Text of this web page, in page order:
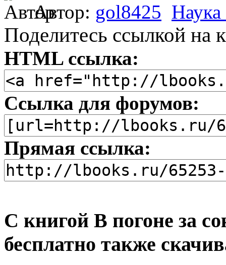
Автор: gol8425 Наука
Поделитесь ссылкой на
HTML ссылка:
Ссылка для форумов:
Прямая ссылка:
С книгой В погоне за
бесплатно также